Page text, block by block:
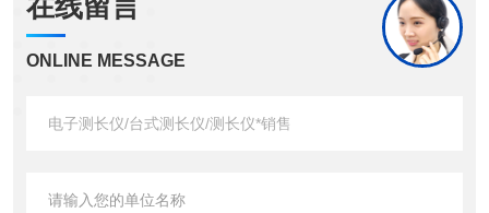
在线留言
ONLINE MESSAGE